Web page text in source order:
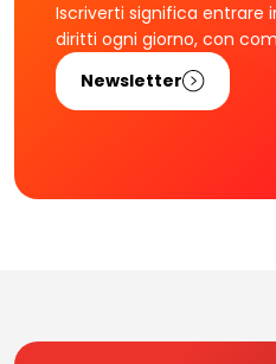
Iscriverti significa entrare
diritti ogni giorno, con
Newsletter